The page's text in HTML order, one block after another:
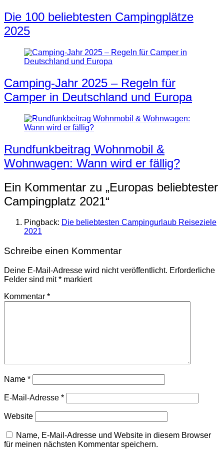
Die 100 beliebtesten Campingplätze
2025
Camping-Jahr 2025 – Regeln für
Camper in Deutschland und Europa
Rundfunkbeitrag Wohnmobil &
Wohnwagen: Wann wird er fällig?
Ein Kommentar zu „Europas beliebtester
Campingplatz 2021“
Pingback: Die beliebtesten Campingurlaub Reiseziele
2021
Schreibe einen Kommentar
Deine E-Mail-Adresse wird nicht veröffentlicht. Erforderliche
Felder sind mit* markiert
Kommentar *
Name *
E-Mail-Adresse *
Website
Name, E-Mail-Adresse und Website in diesem Browser
für meinen nächsten Kommentar speichern.